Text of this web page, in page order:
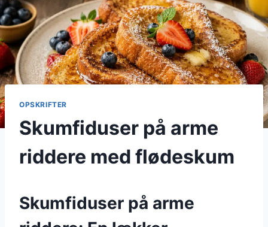
OPSKRIFTER
Skumfiduser på arme
riddere med flødeskum
Skumfiduser på arme